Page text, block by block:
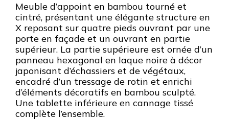
Meuble d’appoint en bambou tourné et
cintré, présentant une élégante structure en
X reposant sur quatre pieds ouvrant par une
porte en façade et un ouvrant en partie
supérieur. La partie supérieure est ornée d’un
panneau hexagonal en laque noire à décor
japonisant d’échassiers et de végétaux,
encadré d’un tressage de rotin et enrichi
d’éléments décoratifs en bambou sculpté.
Une tablette inférieure en cannage tissé
complète l’ensemble.